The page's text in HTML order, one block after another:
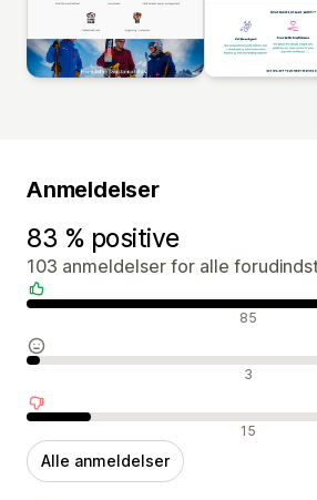
Anmeldelser
83 % positive
103 anmeldelser for alle
Positive anmeldelser 85
Neutrale anmeldelser 3
Negative anmeldelser 15
Alle anmeldelser